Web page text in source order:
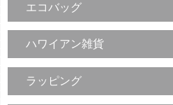
エコバッグ
ハワイアン雑貨
ラッピング